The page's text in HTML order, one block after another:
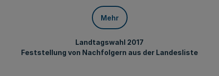
Mehr
Landtagswahl 2017
Feststellung von Nachfolgern aus der Landesliste